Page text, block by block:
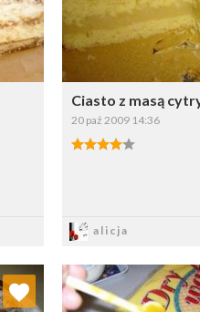
Ciasto z masą
20 paź 2009 14:36
alicja
Dodaj do